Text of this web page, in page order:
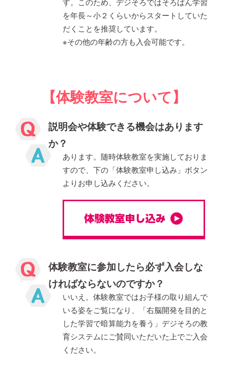
す。このため、デジそろではそろばん学習
を年長～小２くらいからスタートしていた
だくことを推奨しています。
※その他の年齢の方も入会可能です。
【体験教室について】
説明会や体験できる機会はあります
か？
あります。随時体験教室を実施しておりま
すので、下の「体験教室申し込み」ボタン
よりお申し込みください。
体験教室に参加したら必ず入会しな
ければならないのですか？
いいえ。体験教室ではお子様の取り組んで
いる姿をご覧になり、「右脳開発を目的と
した学習で暗算能力を養う」デジそろの教
育システムにご賛同いただいた上でご入会
ください。